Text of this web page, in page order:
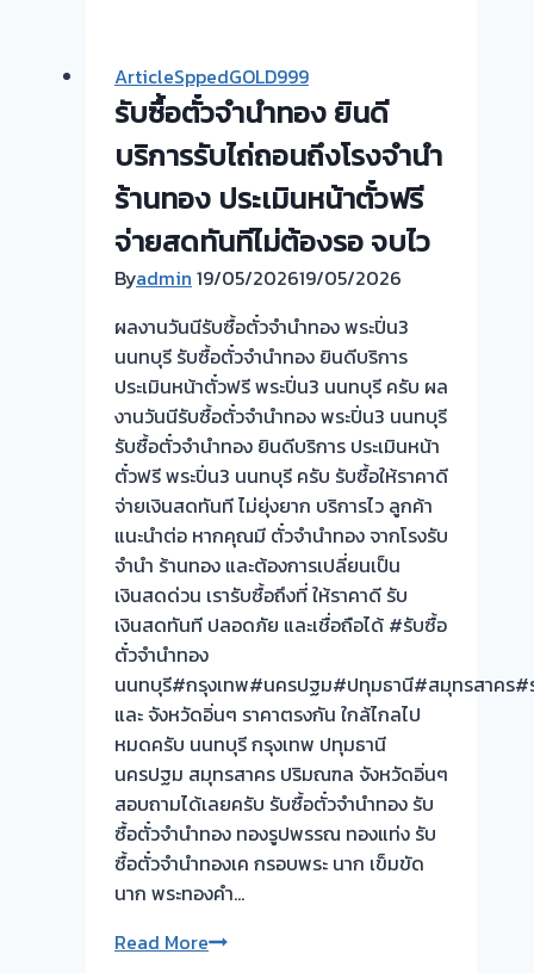
ที่
ลูกค้า
ได้
จาก
การ
ขาย
จำนำ
ArticleSppedGOLD999
รับซื้อตั๋วจำนำทอง ยินดี
บริการรับไถ่ถอนถึงโรงจำนำ
ร้านทอง ประเมินหน้าตั๋วฟรี
จ่ายสดทันทีไม่ต้องรอ จบไว
Byadmin 19/05/202619/05/2026
ผลงานวันนีรับซื้อตั๋วจำนำทอง พระปิ่น3
นนทบุรี รับซื้อตั๋วจำนำทอง ยินดีบริการ
ประเมินหน้าตั๋วฟรี พระปิ่น3 นนทบุรี ครับ ผล
งานวันนีรับซื้อตั๋วจำนำทอง พระปิ่น3 นนทบุรี
รับซื้อตั๋วจำนำทอง ยินดีบริการ ประเมินหน้า
ตั๋วฟรี พระปิ่น3 นนทบุรี ครับ รับซื้อให้ราคาดี
จ่ายเงินสดทันที ไม่ยุ่งยาก บริการไว ลูกค้า
แนะนำต่อ หากคุณมี ตั๋วจำนำทอง จากโรงรับ
จำนำ ร้านทอง และต้องการเปลี่ยนเป็น
เงินสดด่วน เรารับซื้อถึงที่ ให้ราคาดี รับ
เงินสดทันที ปลอดภัย และเชื่อถือได้ #รับซื้อ
ตั๋วจำนำทอง
นนทบุรี#กรุงเทพ#นครปฐม#ปทุมธานี#สมุทรสาคร#
และ จังหวัดอิ่นๆ ราคาตรงกัน ใกล้ไกลไป
หมดครับ นนทบุรี กรุงเทพ ปทุมธานี
นครปฐม สมุทรสาคร ปริมณฑล จังหวัดอิ่นๆ
สอบถามได้เลยครับ รับซื้อตั๋วจำนำทอง รับ
ซื้อตั๋วจำนำทอง ทองรูปพรรณ ทองแท่ง รับ
ซื้อตั๋วจำนำทองเค กรอบพระ นาก เข็มขัด
นาก พระทองคำ…
Read Moreรับ